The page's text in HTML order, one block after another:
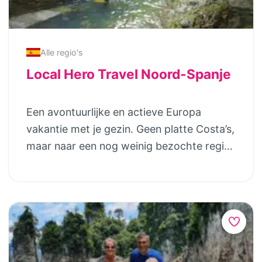
Alle regio's
Local Hero Travel Noord-Spanje
Een avontuurlijke en actieve Europa
vakantie met je gezin. Geen platte Costa’s,
maar naar een nog weinig bezochte regio
vlucht. Je local Hero heeft de leukste
outdoor excursies al voor je uitgezocht.
Zo ga je raften over de rivier, maak je een